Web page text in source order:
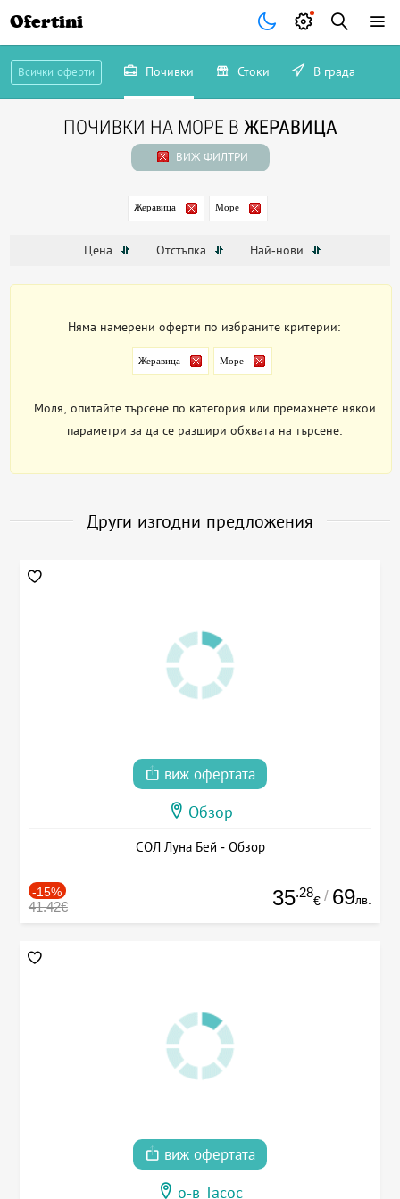
Ofertini
Всички оферти Почивки Стоки В града
ПОЧИВКИ НА МОРЕ В ЖЕРАВИЦА
ВИЖ ФИЛТРИ
Жеравица Море
Цена Отстъпка Най-нови
Няма намерени оферти по избраните критерии:
Жеравица Море
Моля, опитайте търсене по категория или премахнете някои
параметри за да се разшири обхвата на търсене.
Други изгодни предложения
виж офертата
Обзор
СОЛ Луна Бей - Обзор
-15%
41.42€ 35.28
€ / 69лв.
виж офертата
о-в Тасос